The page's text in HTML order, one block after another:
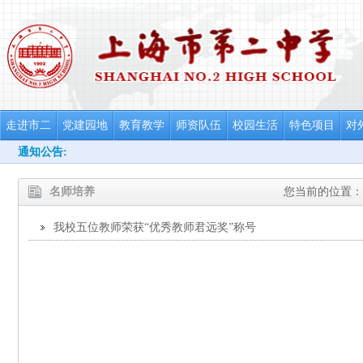
走进市二 党建园地 教育教学 师资队伍 校园生活 特色项目 对
通知公告:
您当前的位置：
名师培养
我校五位教师荣获“优秀教师君远奖”称号